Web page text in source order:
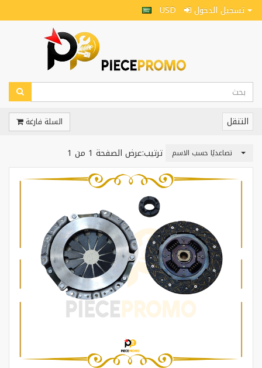
USD
التنقل السلة فارغة
ترتيب: تصاعديًا حسب الاسم عرض الصفحة 1 من 1